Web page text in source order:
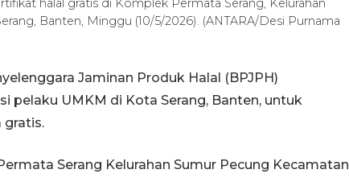
halal gratis di Komplek Permata Serang, Kelurahan
Banten, Minggu (10/5/2026). (ANTARA/Desi Purnama
Jaminan Produk Halal (BPJPH)
UMKM di Kota Serang, Banten, untuk
gratis.
Serang Kelurahan Sumur Pecung Kecamatan